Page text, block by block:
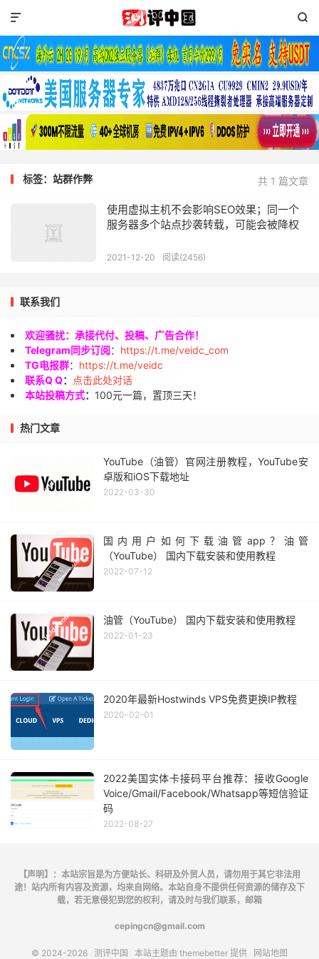


共 1 篇文章
标签：站群作弊
使用虚拟主机不会影响SEO效果；同一个
服务器多个站点抄袭转载，可能会被降权
2021-12-20 阅读(2456)
联系我们
欢迎骚扰：承接代付、投稿、广告合作！
Telegram同步订阅： https://t.me/veidc_com
TG电报群： https://t.me/veidc
联系Q Q：
点击此处对话
本站投稿方式： 100元一篇，置顶三天！
热门文章
YouTube（油管）官网注册教程，YouTube安
卓版和iOS下载地址
2022-03-30
国内用户如何下载油管app？油管
（YouTube） 国内下载安装和使用教程
2022-07-12
油管（YouTube） 国内下载安装和使用教程
2022-01-23
2020年最新Hostwinds VPS免费更换IP教程
2020-02-01
2022美国实体卡接码平台推荐：接收Google
Voice/Gmail/Facebook/Whatsapp等短信验证
码
2022-08-27
【声明】：本站宗旨是为方便站长、科研及外贸人员，请勿用于其它非法用
途！站内所有内容及资源，均来自网络。本站自身不提供任何资源的储存及下
载，若无意侵犯到您的权利，请及时与我们联系，邮箱
cepingcn@gmail.com
© 2024-2026 测评中国 本站主题由 themebetter 提供 网站地图